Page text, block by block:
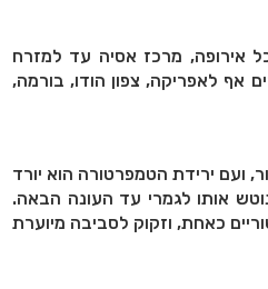
אירופה, מרכז אסיה עד למזרח
אף לאפריקה, צפון הודו, בורמה,
ועם ירידת הטמפרטורה הוא יורד
אותו לגמרי עד העונה הבאה.
כאחת, וזקוק לסביבה מיוערת